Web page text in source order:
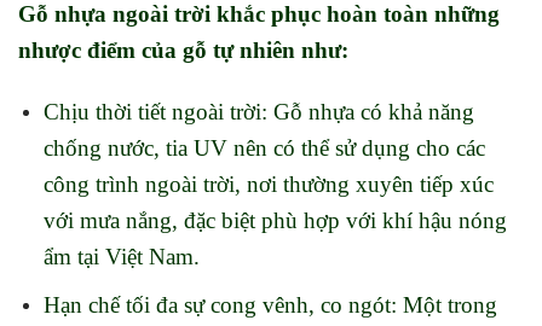
Gỗ nhựa ngoài trời khắc phục hoàn toàn những
nhược điểm của gỗ tự nhiên như:
Chịu thời tiết ngoài trời: Gỗ nhựa có khả năng
chống nước, tia UV nên có thể sử dụng cho các
công trình ngoài trời, nơi thường xuyên tiếp xúc
với mưa nắng, đặc biệt phù hợp với khí hậu nóng
ẩm tại Việt Nam.
Hạn chế tối đa sự cong vênh, co ngót: Một trong